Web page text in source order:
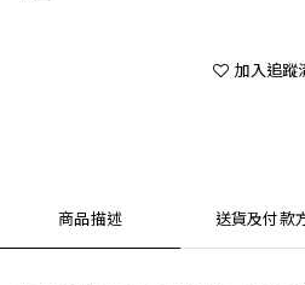
加入追蹤
商品描述 送貨及付款